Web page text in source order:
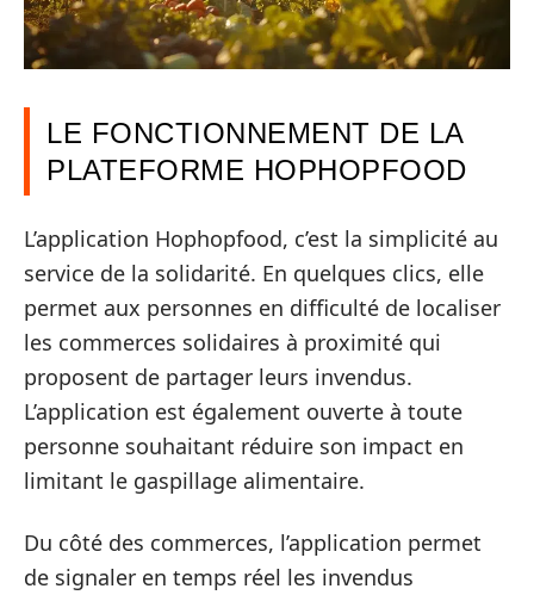
LE FONCTIONNEMENT DE LA
PLATEFORME HOPHOPFOOD
L’application Hophopfood, c’est la simplicité au
service de la solidarité. En quelques clics, elle
permet aux personnes en difficulté de localiser
les commerces solidaires à proximité qui
proposent de partager leurs invendus.
L’application est également ouverte à toute
personne souhaitant réduire son impact en
limitant le gaspillage alimentaire.
Du côté des commerces, l’application permet
de signaler en temps réel les invendus